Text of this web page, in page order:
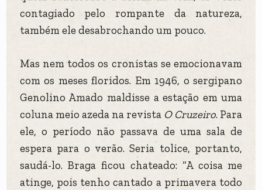
contagiado pelo rompante da natureza,
também ele desabrochando um pouco.
Mas nem todos os cronistas se emocionavam
com os meses floridos. Em 1946, o sergipano
Genolino Amado maldisse a estação em uma
coluna meio azeda na revista O Cruzeiro. Para
ele, o período não passava de uma sala de
espera para o verão. Seria tolice, portanto,
saudá-lo. Braga ficou chateado: “A coisa me
atinge, pois tenho cantado a primavera todo